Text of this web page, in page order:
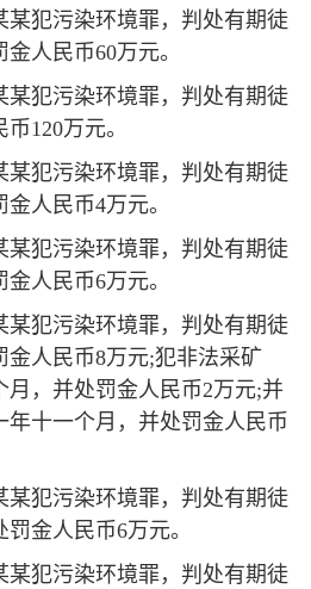
某犯污染环境罪，判处有期徒
人民币60万元。
某犯污染环境罪，判处有期徒
120万元。
某犯污染环境罪，判处有期徒
人民币4万元。
某犯污染环境罪，判处有期徒
人民币6万元。
某犯污染环境罪，判处有期徒
金人民币8万元;犯非法采矿
，并处罚金人民币2万元;并
年十一个月，并处罚金人民币
某犯污染环境罪，判处有期徒
金人民币6万元。
某犯污染环境罪，判处有期徒